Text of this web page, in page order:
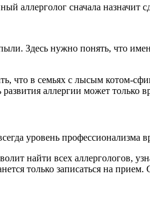
аллерголог сначала назначит
Здесь нужно понять, что
в семьях с лысым котом-
аллергии может только
уровень профессионализма
найти всех аллергологов,
только записаться на